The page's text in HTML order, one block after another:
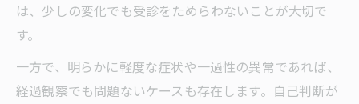
動物病院の電話相談で安心できるチェック
は、少しの変化でも受診をためらわないことが大切で
す。
一方で、明らかに軽度な症状や一過性の異常であれば、
経過観察でも問題ないケースも存在します。自己判断が